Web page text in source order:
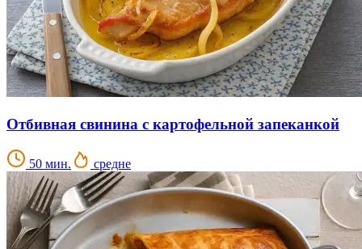
Отбивная свинина с картофельной запеканкой
50 мин. средне